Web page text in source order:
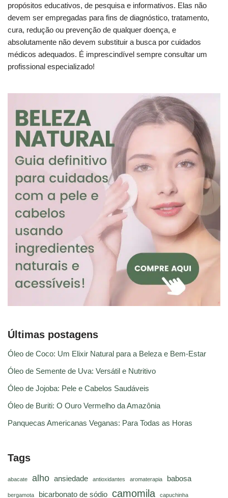
propósitos educativos, de pesquisa e informativos. Elas não
devem ser empregadas para fins de diagnóstico, tratamento,
cura, redução ou prevenção de qualquer doença, e
absolutamente não devem substituir a busca por cuidados
médicos adequados. É imprescindível sempre consultar um
profissional especializado!
Últimas postagens
Óleo de Coco: Um Elixir Natural para a Beleza e Bem-Estar
Óleo de Semente de Uva: Versátil e Nutritivo
Óleo de Jojoba: Pele e Cabelos Saudáveis
Óleo de Buriti: O Ouro Vermelho da Amazônia
Panquecas Americanas Veganas: Para Todas as Horas
Tags
abacate alho ansiedade antioxidantes aromaterapia babosa
bergamota bicarbonato de sódio camomila capuchinha